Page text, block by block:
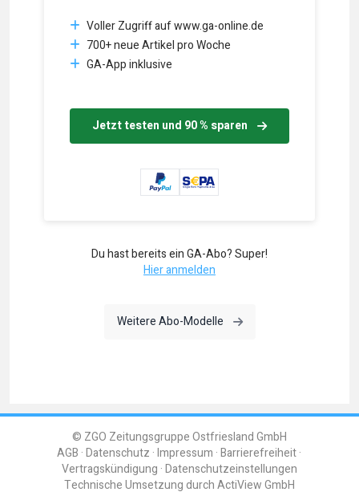
Voller Zugriff auf www.ga-online.de
700+ neue Artikel pro Woche
GA-App inklusive
Jetzt testen und 90 % sparen
Du hast bereits ein GA-Abo? Super!
Hier anmelden
Weitere Abo-Modelle
© ZGO Zeitungsgruppe Ostfriesland GmbH
AGB Datenschutz Impressum Barrierefreiheit
Vertragskündigung Datenschutzeinstellungen
Technische Umsetzung durchActiView GmbH